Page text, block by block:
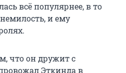
всё популярнее, в то
и ему
что он дружит с
Эткинда в